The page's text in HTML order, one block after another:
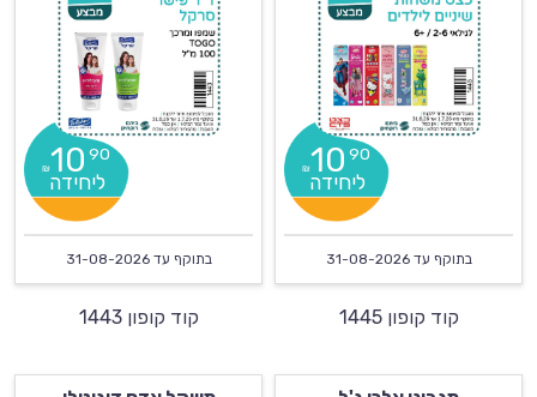
₪10 90
בתוקף עד31-08-2026
קוד קופון 1445
₪10 90
בתוקף עד31-08-2026
קוד קופון 1443